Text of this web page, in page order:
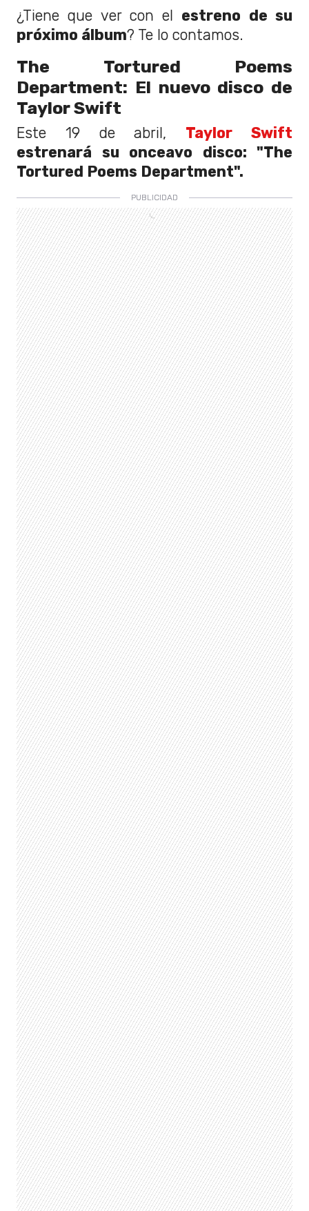
¿Tiene que ver con el estreno de su
próximo álbum? Te lo contamos.
The Tortured Poems
Department: El nuevo disco de
Taylor Swift
Este 19 de abril, Taylor Swift
estrenará su onceavo disco: "The
Tortured Poems Department".